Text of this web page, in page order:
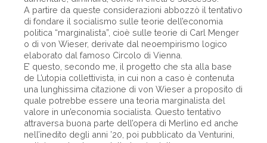
A partire da queste considerazioni abbozzò il tentativo
di fondare il socialismo sulle teorie dell’economia
politica “marginalista”, cioè sulle teorie di Carl Menger
o di von Wieser, derivate dal neoempirismo logico
elaborato dal famoso Circolo di Vienna.
E’ questo, secondo me, il progetto che sta alla base
de L’utopia collettivista, in cui non a caso è contenuta
una lunghissima citazione di von Wieser a proposito di
quale potrebbe essere una teoria marginalista del
valore in un’economia socialista. Questo tentativo
attraversa buona parte dell’opera di Merlino ed anche
nell’inedito degli anni ’20, poi pubblicato da Venturini,